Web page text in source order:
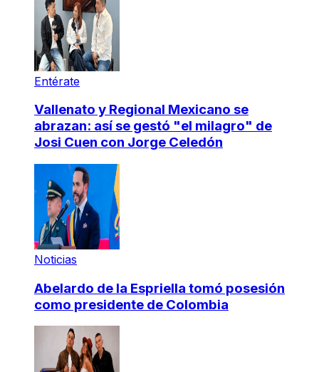
Entérate
Vallenato y Regional Mexicano se
abrazan: así se gestó "el milagro" de
Josi Cuen con Jorge Celedón
Noticias
Abelardo de la Espriella tomó posesión
como presidente de Colombia